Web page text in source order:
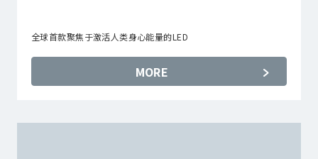
全球首款聚焦于激活人类身心能量的LED
MORE